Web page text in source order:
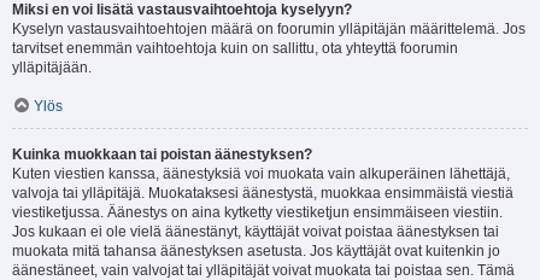
Miksi en voi lisätä vastausvaihtoehtoja kyselyyn?
Kyselyn vastausvaihtoehtojen määrä on foorumin ylläpitäjän määrittelemä. Jos
tarvitset enemmän vaihtoehtoja kuin on sallittu, ota yhteyttä foorumin
ylläpitäjään.
Ylös
Kuinka muokkaan tai poistan äänestyksen?
Kuten viestien kanssa, äänestyksiä voi muokata vain alkuperäinen lähettäjä,
valvoja tai ylläpitäjä. Muokataksesi äänestystä, muokkaa ensimmäistä viestiä
viestiketjussa. Äänestys on aina kytketty viestiketjun ensimmäiseen viestiin.
Jos kukaan ei ole vielä äänestänyt, käyttäjät voivat poistaa äänestyksen tai
muokata mitä tahansa äänestyksen asetusta. Jos käyttäjät ovat kuitenkin jo
äänestäneet, vain valvojat tai ylläpitäjät voivat muokata tai poistaa sen. Tämä